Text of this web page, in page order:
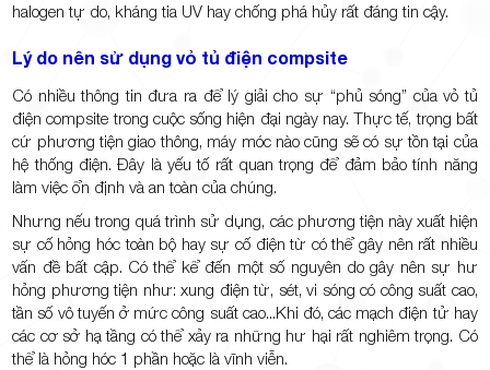
halogen tự do, kháng tia UV hay chống phá hủy rất đáng tin cậy.
Lý do nên sử dụng vỏ tủ điện compsite
Có nhiều thông tin đưa ra để lý giải cho sự “phủ sóng” của vỏ tủ
điện compsite trong cuộc sống hiện đại ngày nay. Thực tế, trọng bất
cứ phương tiện giao thông, máy móc nào cũng sẽ có sự tồn tại của
hệ thống điện. Đây là yếu tố rất quan trọng để đảm bảo tính năng
làm việc ổn định và an toàn của chúng.
Nhưng nếu trong quá trình sử dụng, các phương tiện này xuất hiện
sự cố hỏng hóc toàn bộ hay sự cố điện từ có thể gây nên rất nhiều
vấn đề bất cập. Có thể kể đến một số nguyên do gây nên sự hư
hỏng phương tiện như: xung điện từ, sét, vi sóng có công suất cao,
tần số vô tuyến ở mức công suất cao...Khi đó, các mạch điện tử hay
các cơ sở hạ tầng có thể xảy ra những hư hại rất nghiêm trọng. Có
thể là hỏng hóc 1 phần hoặc là vĩnh viễn.